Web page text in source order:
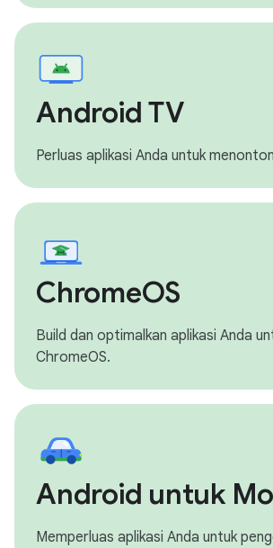
Android TV
Perluas aplikasi Anda untuk
ChromeOS
Build dan optimalkan aplikasi Anda
ChromeOS.
Android untuk
Memperluas aplikasi Anda untuk